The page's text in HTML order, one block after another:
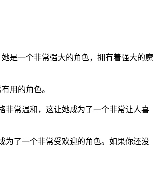
是一个非常强大的角色，拥有着强大的魔
用的角色。
非常温和，这让她成为了一个非常让人喜
为了一个非常受欢迎的角色。如果你还没